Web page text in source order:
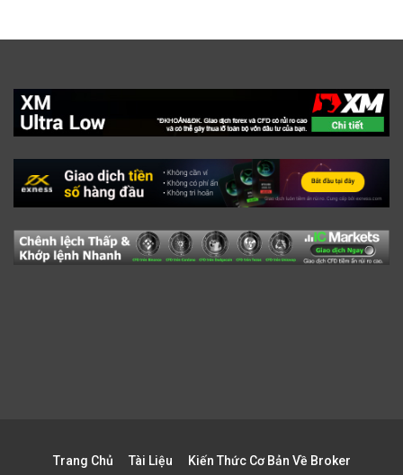
Trang Chủ Tài Liệu Kiến Thức Cơ Bản Về Broker